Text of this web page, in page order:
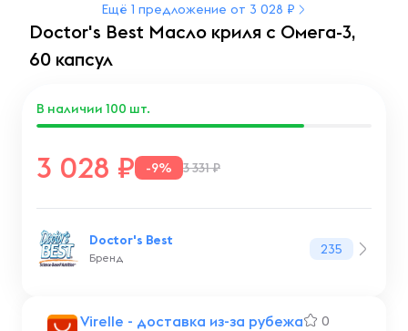
Ещё 1 предложение от 3 028 ₽
Doctor's Best Масло криля с Омега-3,
60 капсул
Virelle - доставка из-за рубежа 0
3 028 -9% 3 331 ₽
В наличии 100 шт.
Doctor's Best
Бренд
235